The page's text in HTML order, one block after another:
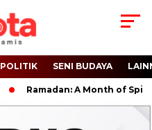
POLITIK SENI BUDAYA
Ramadan: A Month of